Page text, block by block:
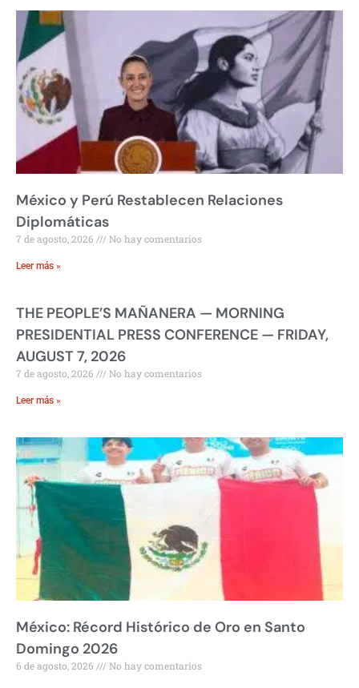
México y Perú Restablecen Relaciones
Diplomáticas
7 de agosto, 2026 No hay comentarios
Leer más »
THE PEOPLE’S MAÑANERA — MORNING
PRESIDENTIAL PRESS CONFERENCE — FRIDAY,
AUGUST 7, 2026
7 de agosto, 2026 No hay comentarios
Leer más »
México: Récord Histórico de Oro en Santo
Domingo 2026
6 de agosto, 2026 No hay comentarios